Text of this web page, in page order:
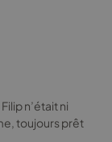
n’était ni
toujours prêt